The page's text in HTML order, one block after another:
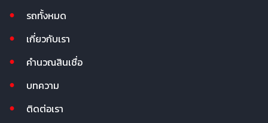
รถทั้งหมด
เกี่ยวกับเรา
คำนวณสินเชื่อ
บทความ
ติดต่อเรา